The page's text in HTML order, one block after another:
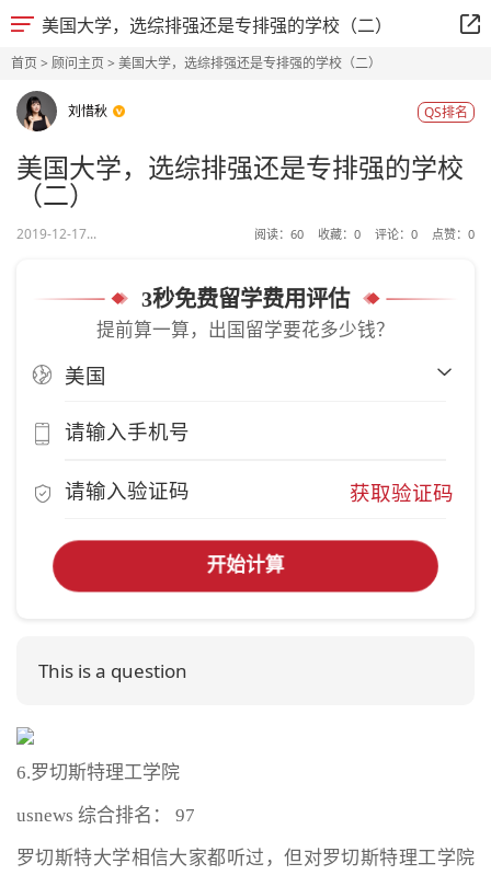
美国大学，选综排强还是专排强的学校（二）
首页> 顾问主页> 美国大学，选综排强还是专排强的学校（二）
刘惜秋 QS排名
美国大学，选综排强还是专排强的学校
（二）
2019-12-17... 阅读： 60 收藏： 0 评论： 0 点赞： 0
3秒免费留学费用评估
提前算一算，出国留学要花多少钱？
获取验证码
开始计算
This is a question
6.罗切斯特理工学院
usnews 综合排名： 97
罗切斯特大学相信大家都听过，但对罗切斯特理工学院